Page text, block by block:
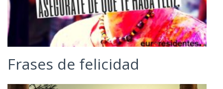
Frases de felicidad